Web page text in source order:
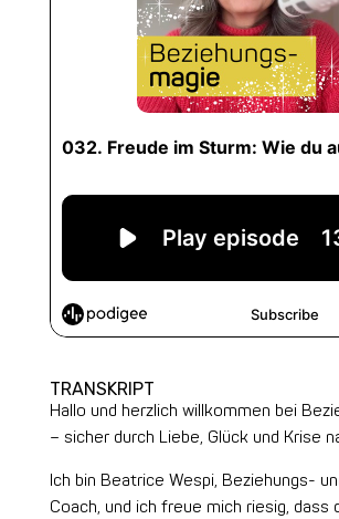
TRANSKRIPT
Hallo und herzlich willkommen bei
– sicher durch Liebe, Glück und Krise
Ich bin Beatrice Wespi, Beziehungs-
Coach, und ich freue mich riesig, dass